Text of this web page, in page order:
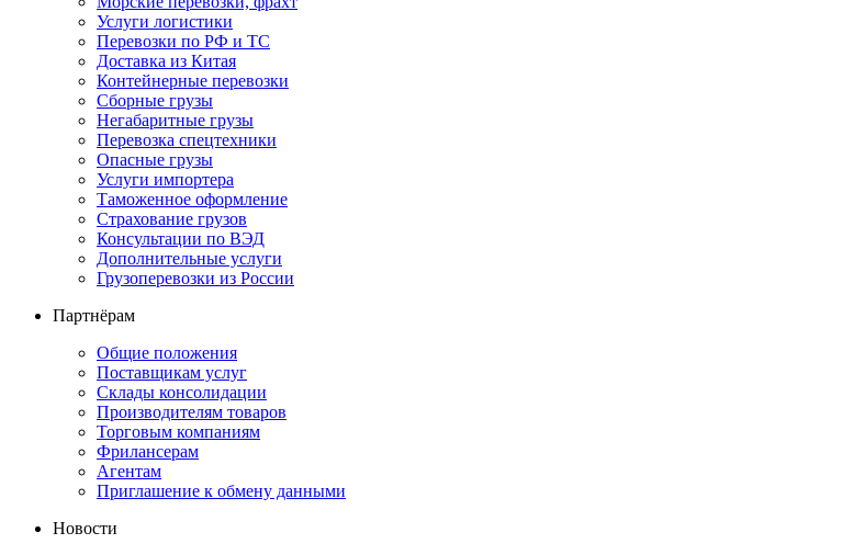
Услуги логистики
Перевозки по РФ и ТС
Доставка из Китая
Контейнерные перевозки
Сборные грузы
Негабаритные грузы
Перевозка спецтехники
Опасные грузы
Услуги импортера
Таможенное оформление
Страхование грузов
Консультации по ВЭД
Дополнительные услуги
Грузоперевозки из России
Партнёрам
Общие положения
Поставщикам услуг
Склады консолидации
Производителям товаров
Торговым компаниям
Фрилансерам
Агентам
Приглашение к обмену данными
Новости